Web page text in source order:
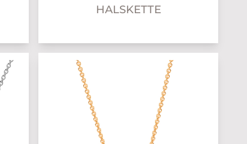
HALSKETTE